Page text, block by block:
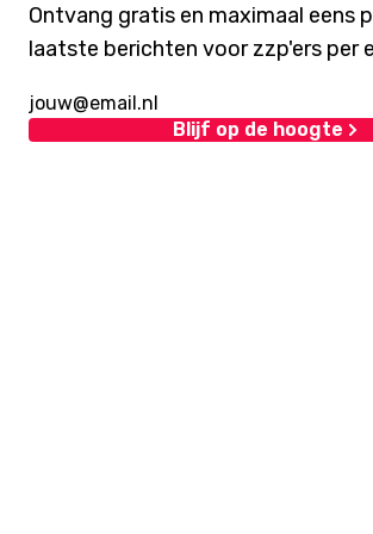
Ontvang gratis en maximaal eens
laatste berichten voor zzp'ers per
Blijf op de hoogte